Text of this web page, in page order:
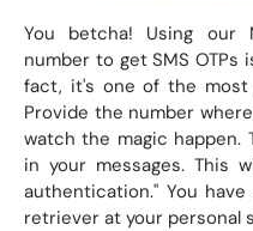
You betcha! Using our
number to get SMS OTPs
fact, it's one of the most
Provide the number
watch the magic happen.
in your messages. This
authentication." You
retriever at your personal